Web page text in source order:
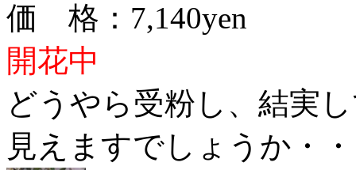
価 格：7,140yen
開花中
どうやら受粉し、結実
見えますでしょうか・